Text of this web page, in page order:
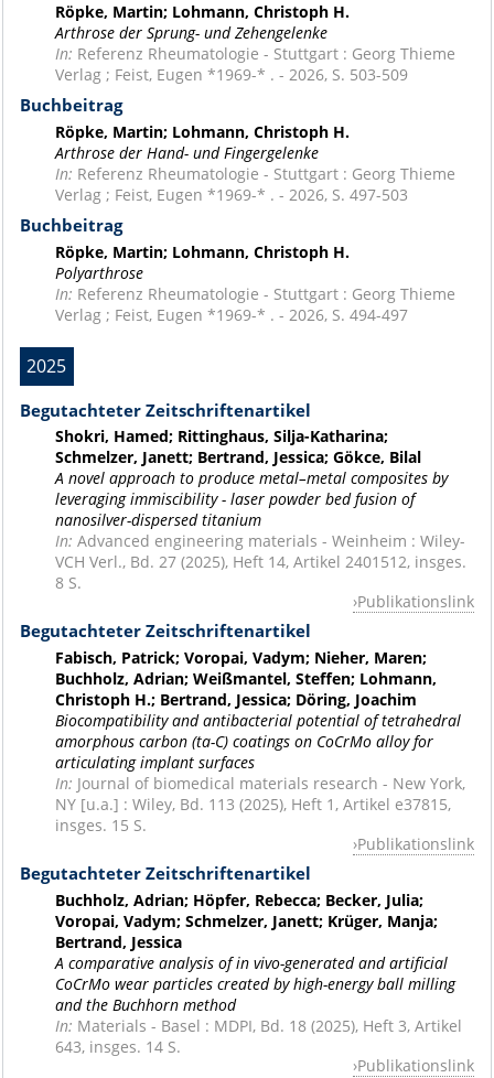
Röpke, Martin; Lohmann, Christoph H.
Arthrose der Sprung- und Zehengelenke
In: Referenz Rheumatologie - Stuttgart : Georg Thieme
Verlag ; Feist, Eugen *1969-* . - 2026, S. 503-509
Buchbeitrag
Röpke, Martin; Lohmann, Christoph H.
Arthrose der Hand- und Fingergelenke
In: Referenz Rheumatologie - Stuttgart : Georg Thieme
Verlag ; Feist, Eugen *1969-* . - 2026, S. 497-503
Buchbeitrag
Röpke, Martin; Lohmann, Christoph H.
Polyarthrose
In: Referenz Rheumatologie - Stuttgart : Georg Thieme
Verlag ; Feist, Eugen *1969-* . - 2026, S. 494-497
2025
Begutachteter Zeitschriftenartikel
Shokri, Hamed; Rittinghaus, Silja-Katharina;
Schmelzer, Janett; Bertrand, Jessica; Gökce, Bilal
A novel approach to produce metal–metal composites by
leveraging immiscibility - laser powder bed fusion of
nanosilver-dispersed titanium
In: Advanced engineering materials - Weinheim : Wiley-
VCH Verl., Bd. 27 (2025), Heft 14, Artikel 2401512, insges.
8 S.
Publikationslink
Begutachteter Zeitschriftenartikel
Fabisch, Patrick; Voropai, Vadym; Nieher, Maren;
Buchholz, Adrian; Weißmantel, Steffen; Lohmann,
Christoph H.; Bertrand, Jessica; Döring, Joachim
Biocompatibility and antibacterial potential of tetrahedral
amorphous carbon (ta-C) coatings on CoCrMo alloy for
articulating implant surfaces
In: Journal of biomedical materials research - New York,
NY [u.a.] : Wiley, Bd. 113 (2025), Heft 1, Artikel e37815,
insges. 15 S.
Publikationslink
Begutachteter Zeitschriftenartikel
Buchholz, Adrian; Höpfer, Rebecca; Becker, Julia;
Voropai, Vadym; Schmelzer, Janett; Krüger, Manja;
Bertrand, Jessica
A comparative analysis of in vivo-generated and artificial
CoCrMo wear particles created by high-energy ball milling
and the Buchhorn method
In: Materials - Basel : MDPI, Bd. 18 (2025), Heft 3, Artikel
643, insges. 14 S.
Publikationslink